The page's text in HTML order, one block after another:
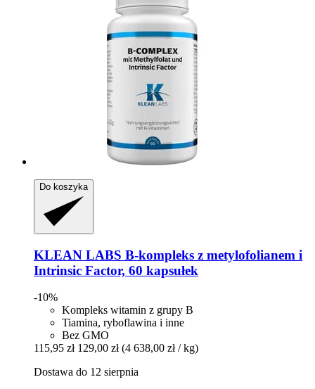
Do koszyka
KLEAN LABS B-​kompleks z metylofolianem i
Intrinsic Factor, 60 kapsułek
-10%
Kompleks witamin z grupy B
Tiamina, ryboflawina i inne
Bez GMO
115,95 zł 129,00 zł (4 638,00 zł / kg)
Dostawa do 12 sierpnia